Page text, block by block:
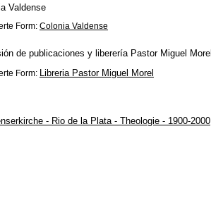
Valdense
Form: Colonia Valdense
de publicaciones y liberería Pastor Miguel Morel
Form: Libreria Pastor Miguel Morel
- Rio de la Plata - Theologie - 1900-2000